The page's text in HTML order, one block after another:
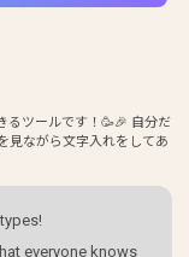
るツールです！🥳🎉 自分だ
見ながら文字入れをしてあ
everyone knows